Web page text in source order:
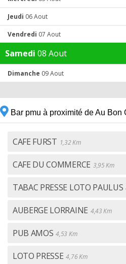
Jeudi 06 Aout
Vendredi 07 Aout
Samedi 08 Aout
Dimanche 09 Aout
Bar pmu à proximité de Au
CAFE FURST 1,32 Km
CAFE DU COMMERCE 3,95 Km
TABAC PRESSE LOTO PAULUS
AUBERGE LORRAINE 4,43 Km
PUB AMOS 4,53 Km
LOTO PRESSE 4,76 Km